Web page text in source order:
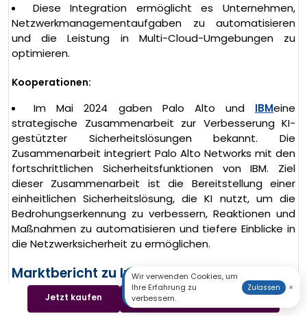
Diese Integration ermöglicht es Unternehmen,
Netzwerkmanagementaufgaben zu automatisieren
und die Leistung in Multi-Cloud-Umgebungen zu
optimieren.
Kooperationen:
Im Mai 2024 gaben Palo Alto und IBMeine
strategische Zusammenarbeit zur Verbesserung KI-
gestützter Sicherheitslösungen bekannt. Die
Zusammenarbeit integriert Palo Alto Networks mit den
fortschrittlichen Sicherheitsfunktionen von IBM. Ziel
dieser Zusammenarbeit ist die Bereitstellung einer
einheitlichen Sicherheitslösung, die KI nutzt, um die
Bedrohungserkennung zu verbessern, Reaktionen und
Maßnahmen zu automatisieren und tiefere Einblicke in
die Netzwerksicherheit zu ermöglichen.
Marktbericht zu Intent-based Networking:
Berichtsatt
Berichtsdetails
Jetzt kaufen Beispiel herunterladen
Wir verwenden Cookies, um
Ihre Erfahrung zu
verbessern.
Zulassen ×